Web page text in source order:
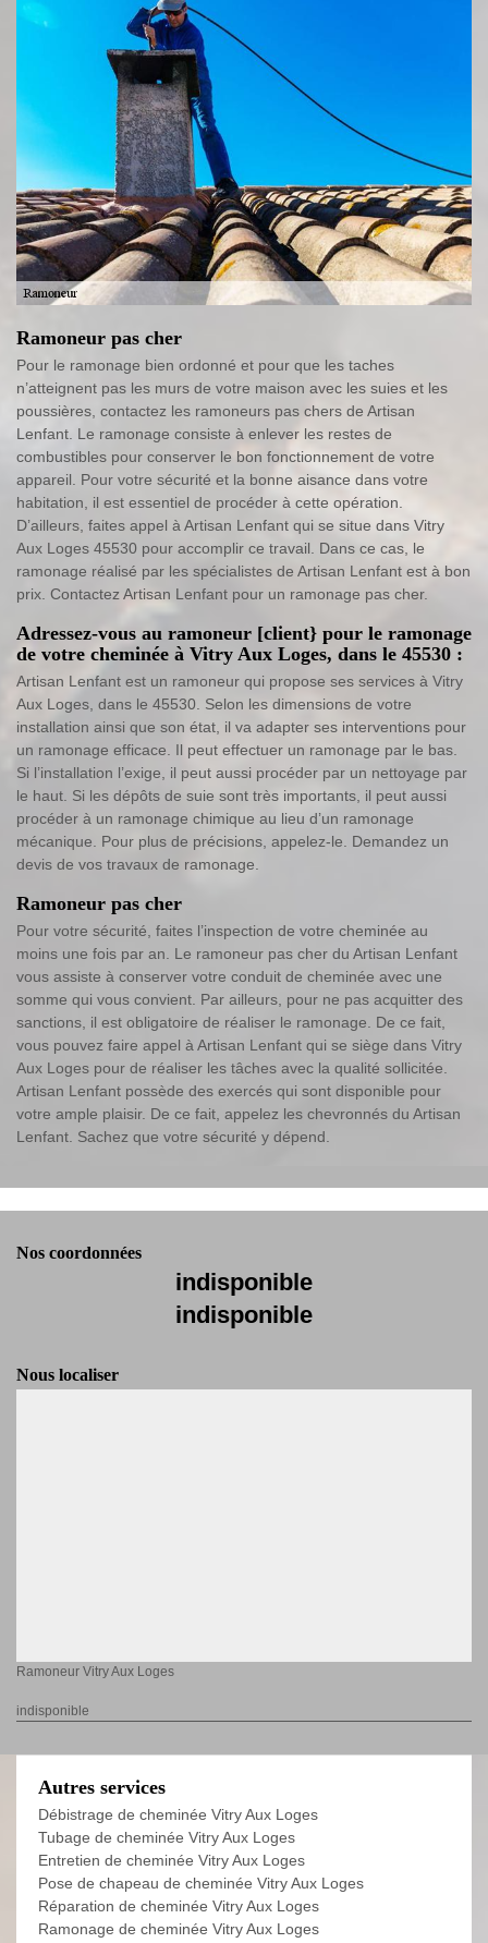
Ramoneur pas cher
Pour le ramonage bien ordonné et pour que les taches
n’atteignent pas les murs de votre maison avec les suies et les
poussières, contactez les ramoneurs pas chers de Artisan
Lenfant. Le ramonage consiste à enlever les restes de
combustibles pour conserver le bon fonctionnement de votre
appareil. Pour votre sécurité et la bonne aisance dans votre
habitation, il est essentiel de procéder à cette opération.
D’ailleurs, faites appel à Artisan Lenfant qui se situe dans Vitry
Aux Loges 45530 pour accomplir ce travail. Dans ce cas, le
ramonage réalisé par les spécialistes de Artisan Lenfant est à bon
prix. Contactez Artisan Lenfant pour un ramonage pas cher.
Adressez-vous au ramoneur [client} pour le ramonage
de votre cheminée à Vitry Aux Loges, dans le 45530 :
Artisan Lenfant est un ramoneur qui propose ses services à Vitry
Aux Loges, dans le 45530. Selon les dimensions de votre
installation ainsi que son état, il va adapter ses interventions pour
un ramonage efficace. Il peut effectuer un ramonage par le bas.
Si l’installation l’exige, il peut aussi procéder par un nettoyage par
le haut. Si les dépôts de suie sont très importants, il peut aussi
procéder à un ramonage chimique au lieu d’un ramonage
mécanique. Pour plus de précisions, appelez-le. Demandez un
devis de vos travaux de ramonage.
Ramoneur pas cher
Pour votre sécurité, faites l’inspection de votre cheminée au
moins une fois par an. Le ramoneur pas cher du Artisan Lenfant
vous assiste à conserver votre conduit de cheminée avec une
somme qui vous convient. Par ailleurs, pour ne pas acquitter des
sanctions, il est obligatoire de réaliser le ramonage. De ce fait,
vous pouvez faire appel à Artisan Lenfant qui se siège dans Vitry
Aux Loges pour de réaliser les tâches avec la qualité sollicitée.
Artisan Lenfant possède des exercés qui sont disponible pour
votre ample plaisir. De ce fait, appelez les chevronnés du Artisan
Lenfant. Sachez que votre sécurité y dépend.
Nos coordonnées
indisponible
indisponible
Nous localiser
Ramoneur Vitry Aux Loges
indisponible
Autres services
Débistrage de cheminée Vitry Aux Loges
Tubage de cheminée Vitry Aux Loges
Entretien de cheminée Vitry Aux Loges
Pose de chapeau de cheminée Vitry Aux Loges
Réparation de cheminée Vitry Aux Loges
Ramonage de cheminée Vitry Aux Loges